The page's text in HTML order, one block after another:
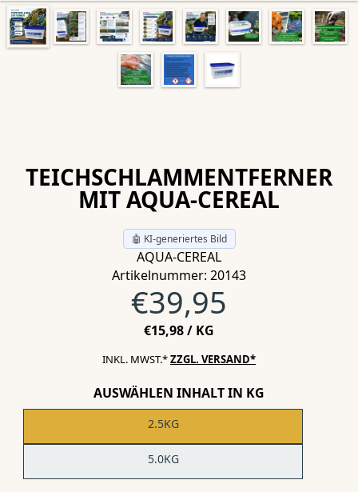
TEICHSCHLAMMENTFERNER
MIT AQUA-CEREAL
🤖 KI-generiertes Bild
AQUA-CEREAL
Artikelnummer: 20143
Normalpreis
€39,95
€15,98/ PRO
KG
INKL. MWST.*ZZGL. VERSAND*
AUSWÄHLEN INHALT IN KG
2.5KG
5.0KG